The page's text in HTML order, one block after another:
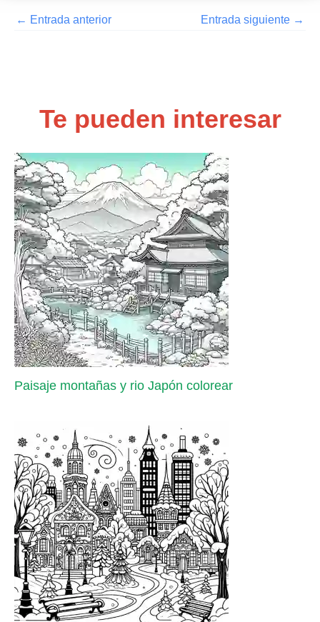
← Entrada anterior Entrada siguiente →
Te pueden interesar
Paisaje montañas y rio Japón colorear